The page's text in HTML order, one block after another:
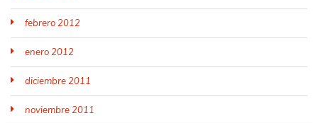
febrero 2012
enero 2012
diciembre 2011
noviembre 2011